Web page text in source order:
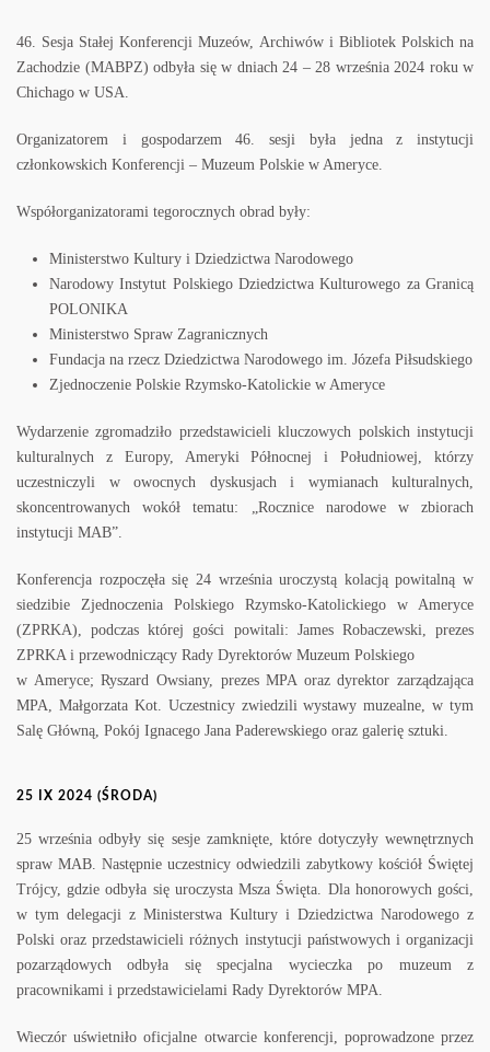
46. Sesja Stałej Konferencji Muzeów, Archiwów i Bibliotek Polskich na
Zachodzie (MABPZ) odbyła się w dniach 24 – 28 września 2024 roku w
Chichago w USA.
Organizatorem i gospodarzem 46. sesji była jedna z instytucji
członkowskich Konferencji – Muzeum Polskie w Ameryce.
Współorganizatorami tegorocznych obrad były:
Ministerstwo Kultury i Dziedzictwa Narodowego
Narodowy Instytut Polskiego Dziedzictwa Kulturowego za Granicą
POLONIKA
Ministerstwo Spraw Zagranicznych
Fundacja na rzecz Dziedzictwa Narodowego im. Józefa Piłsudskiego
Zjednoczenie Polskie Rzymsko-Katolickie w Ameryce
Wydarzenie zgromadziło przedstawicieli kluczowych polskich instytucji
kulturalnych z Europy, Ameryki Północnej i Południowej, którzy
uczestniczyli w owocnych dyskusjach i wymianach kulturalnych,
skoncentrowanych wokół tematu: „Rocznice narodowe w zbiorach
instytucji MAB”.
Konferencja rozpoczęła się 24 września uroczystą kolacją powitalną w
siedzibie Zjednoczenia Polskiego Rzymsko-Katolickiego w Ameryce
(ZPRKA), podczas której gości powitali: James Robaczewski, prezes
ZPRKA i przewodniczący Rady Dyrektorów Muzeum Polskiego
w Ameryce; Ryszard Owsiany, prezes MPA oraz dyrektor zarządzająca
MPA, Małgorzata Kot. Uczestnicy zwiedzili wystawy muzealne, w tym
Salę Główną, Pokój Ignacego Jana Paderewskiego oraz galerię sztuki.
25 IX 2024 (ŚRODA)
25 września odbyły się sesje zamknięte, które dotyczyły wewnętrznych
spraw MAB. Następnie uczestnicy odwiedzili zabytkowy kościół Świętej
Trójcy, gdzie odbyła się uroczysta Msza Święta. Dla honorowych gości,
w tym delegacji z Ministerstwa Kultury i Dziedzictwa Narodowego z
Polski oraz przedstawicieli różnych instytucji państwowych i organizacji
pozarządowych odbyła się specjalna wycieczka po muzeum z
pracownikami i przedstawicielami Rady Dyrektorów MPA.
Wieczór uświetniło oficjalne otwarcie konferencji, poprowadzone przez